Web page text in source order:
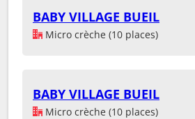
BABY VILLAGE BUEIL
Micro crèche (10 places)
BABY VILLAGE BUEIL
Micro crèche (10 places)